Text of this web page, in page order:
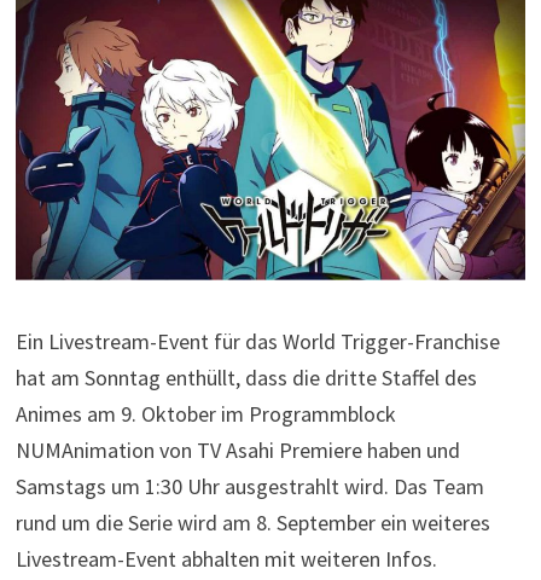
Ein Livestream-Event für das World Trigger-Franchise
hat am Sonntag enthüllt, dass die dritte Staffel des
Animes am 9. Oktober im Programmblock
NUMAnimation von TV Asahi Premiere haben und
Samstags um 1:30 Uhr ausgestrahlt wird. Das Team
rund um die Serie wird am 8. September ein weiteres
Livestream-Event abhalten mit weiteren Infos.